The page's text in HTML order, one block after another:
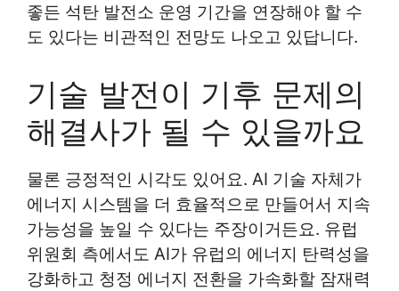
좋든 석탄 발전소 운영 기간을 연장해야 할 수
도 있다는 비관적인 전망도 나오고 있답니다.
기술 발전이 기후 문제의
해결사가 될 수 있을까요
물론 긍정적인 시각도 있어요. AI 기술 자체가
에너지 시스템을 더 효율적으로 만들어서 지속
가능성을 높일 수 있다는 주장이거든요. 유럽
위원회 측에서도 AI가 유럽의 에너지 탄력성을
강화하고 청정 에너지 전환을 가속화할 잠재력